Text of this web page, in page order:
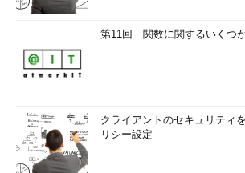
第11回 関数に関するいくつ
クライアントのセキュリティ
リシー設定